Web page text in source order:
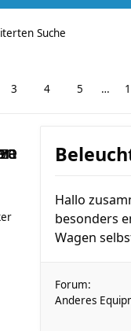
Suche
3 4 5 …
Hallo
besonders
Wagen
Forum:
Anderes